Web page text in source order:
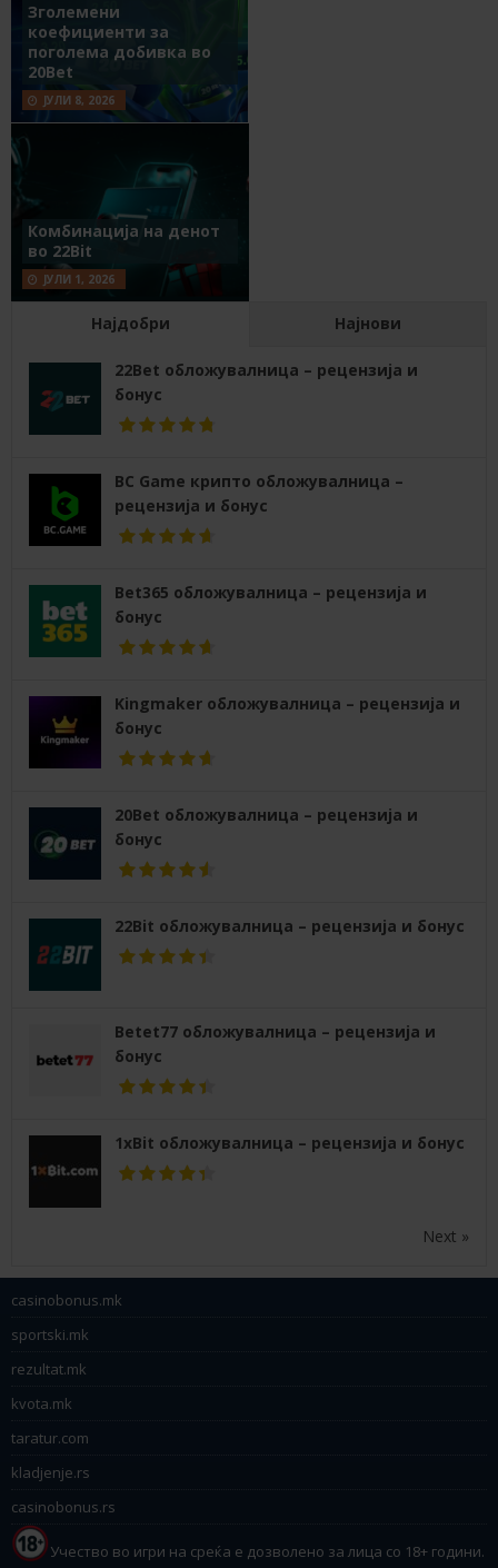
Зголемени
коефициенти за
поголема добивка во
20Bet
ЈУЛИ 8, 2026
Комбинација на денот
во 22Bit
ЈУЛИ 1, 2026
Најдобри Најнови
22Bet обложувалница – рецензија и
бонус
BC Game крипто обложувалница –
рецензија и бонус
Bet365 обложувалница – рецензија и
бонус
Kingmaker обложувалница – рецензија и
бонус
20Bet обложувалница – рецензија и
бонус
22Bit обложувалница – рецензија и бонус
Betet77 обложувалница – рецензија и
бонус
1xBit обложувалница – рецензија и бонус
Next »
casinobonus.mk
sportski.mk
rezultat.mk
kvota.mk
taratur.com
kladjenje.rs
casinobonus.rs
Учество во игри на среќа е дозволено за лица со 18+ години.